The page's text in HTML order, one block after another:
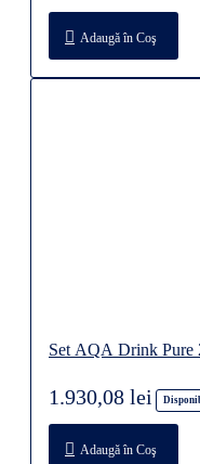
Adaugă în Coş
Set AQA Drink Pure
1.930,08 lei
Adaugă în Coş